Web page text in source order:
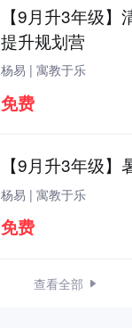
【9月升3年级】
提升规划营
杨易 | 寓教于乐
免费
【9月升3年级】
杨易 | 寓教于乐
免费
查看全部